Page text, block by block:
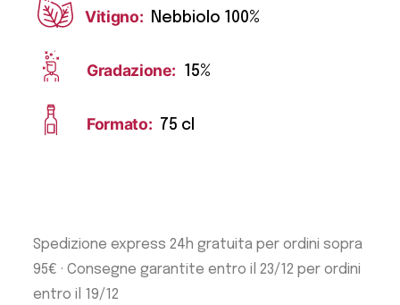
Vitigno: Nebbiolo 100%
Gradazione: 15%
Formato: 75 cl
Spedizione express 24h gratuita per ordini sopra
95€ · Consegne garantite entro il 23/12 per ordini
entro il 19/12